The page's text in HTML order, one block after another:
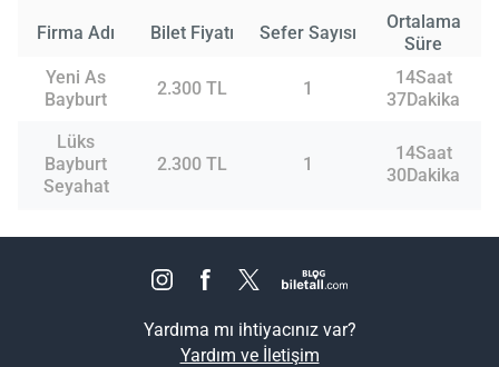
Firma Adı Bilet Fiyatı Sefer Sayısı
Ortalama
Süre
Yeni As
Bayburt
2.300 TL 1
14Saat
37Dakika
Lüks
Bayburt
Seyahat
2.300 TL 1
14Saat
30Dakika
Yardıma mı ihtiyacınız var?
Yardım ve İletişim